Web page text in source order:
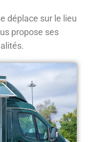
déplace sur le lieu
propose ses